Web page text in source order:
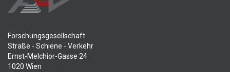
Forschungsgesellschaft
Straße - Schiene - Verkehr
Ernst-Melchior-Gasse 24
1020 Wien